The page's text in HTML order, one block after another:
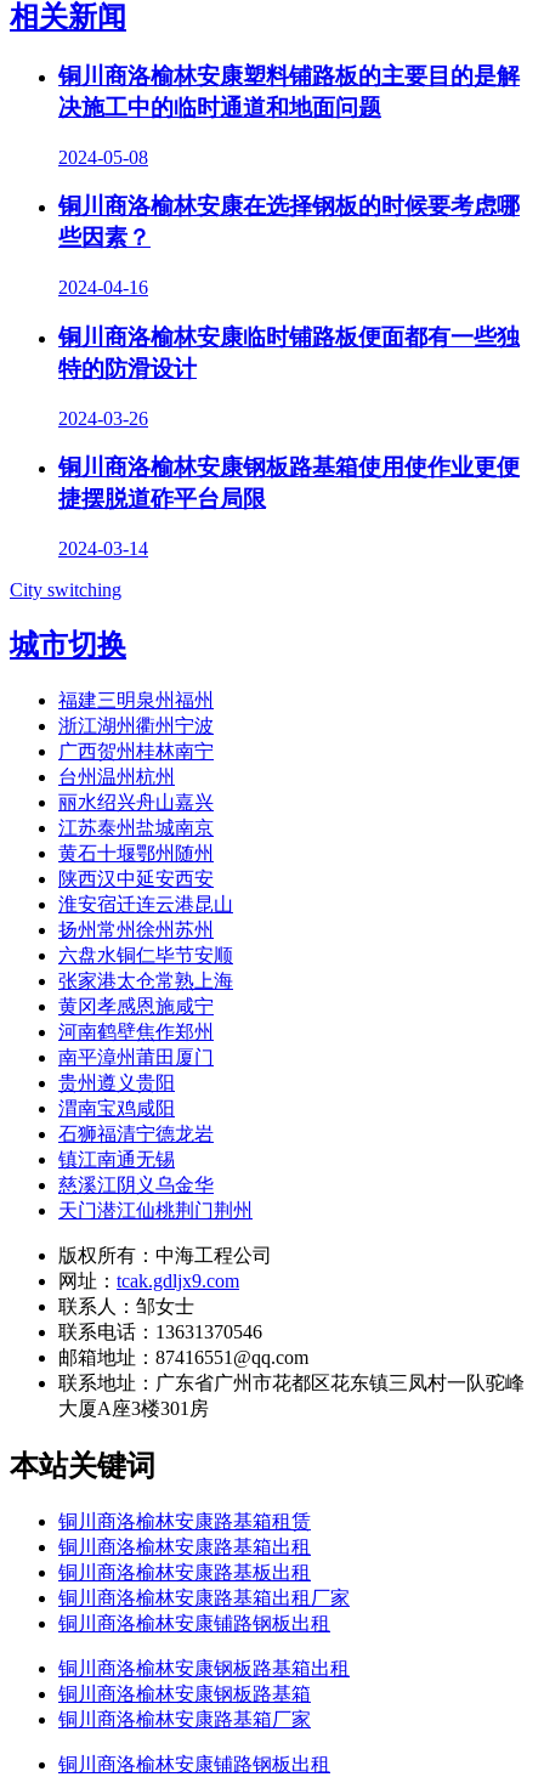
相关新闻
铜川商洛榆林安康塑料铺路板的主要目的是解
决施工中的临时通道和地面问题
2024-05-08
铜川商洛榆林安康在选择钢板的时候要考虑哪
些因素？
2024-04-16
铜川商洛榆林安康临时铺路板便面都有一些独
特的防滑设计
2024-03-26
铜川商洛榆林安康钢板路基箱使用使作业更便
捷摆脱道砟平台局限
2024-03-14
City switching
城市切换
福建三明泉州福州
浙江湖州衢州宁波
广西贺州桂林南宁
台州温州杭州
丽水绍兴舟山嘉兴
江苏泰州盐城南京
黄石十堰鄂州随州
陕西汉中延安西安
淮安宿迁连云港昆山
扬州常州徐州苏州
六盘水铜仁毕节安顺
张家港太仓常熟上海
黄冈孝感恩施咸宁
河南鹤壁焦作郑州
南平漳州莆田厦门
贵州遵义贵阳
渭南宝鸡咸阳
石狮福清宁德龙岩
镇江南通无锡
慈溪江阴义乌金华
天门潜江仙桃荆门荆州
版权所有：中海工程公司
网址： tcak.gdljx9.com
联系人：邹女士
联系电话：13631370546
邮箱地址：87416551@qq.com
联系地址： 广东省广州市花都区花东镇三凤村一队驼峰
大厦A座3楼301房
本站关键词
铜川商洛榆林安康路基箱租赁
铜川商洛榆林安康路基箱出租
铜川商洛榆林安康路基板出租
铜川商洛榆林安康路基箱出租厂家
铜川商洛榆林安康铺路钢板出租
铜川商洛榆林安康钢板路基箱出租
铜川商洛榆林安康钢板路基箱
铜川商洛榆林安康路基箱厂家
铜川商洛榆林安康铺路钢板出租